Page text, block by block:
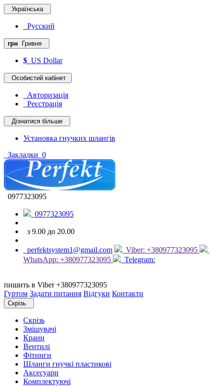
Українська
Русский
грн Гривня
$ US Dollar
Особистий кабінет
Авторизація
Реєстрація
Дізнатися більше
Установка гнучких шлангів
Закладки 0
0977323095
0977323095
з 9.00 до 20.00
perfektsystem1@gmail.com
Viber: +380977323095
WhatsApp: +380977323095
Telegram:
пишить в Viber +380977323095
Гуртом Задати питання Відгуки Контакти
Скрізь
Скрізь
Змішувачі
Крани
Вентилі
Фітинги
Шланги гнучкі пластикові
Аксесуари
Комплектуючі